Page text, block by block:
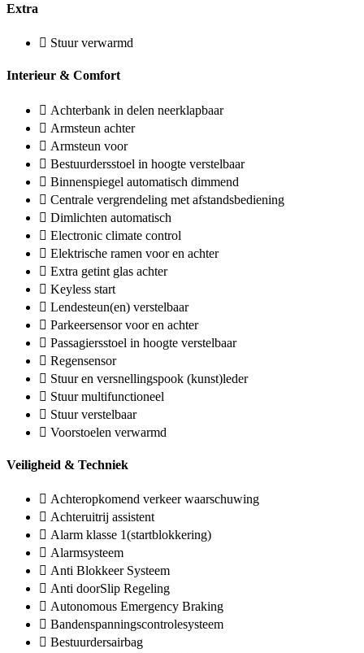
Extra
Stuur verwarmd
Interieur & Comfort
Achterbank in delen neerklapbaar
Armsteun achter
Armsteun voor
Bestuurdersstoel in hoogte verstelbaar
Binnenspiegel automatisch dimmend
Centrale vergrendeling met afstandsbediening
Dimlichten automatisch
Electronic climate control
Elektrische ramen voor en achter
Extra getint glas achter
Keyless start
Lendesteun(en) verstelbaar
Parkeersensor voor en achter
Passagiersstoel in hoogte verstelbaar
Regensensor
Stuur en versnellingspook (kunst)leder
Stuur multifunctioneel
Stuur verstelbaar
Voorstoelen verwarmd
Veiligheid & Techniek
Achteropkomend verkeer waarschuwing
Achteruitrij assistent
Alarm klasse 1(startblokkering)
Alarmsysteem
Anti Blokkeer Systeem
Anti doorSlip Regeling
Autonomous Emergency Braking
Bandenspanningscontrolesysteem
Bestuurdersairbag